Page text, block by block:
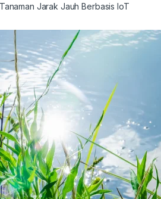
Jarak Jauh Berbasis IoT